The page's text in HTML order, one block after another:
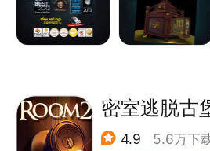
昏暗房间、片段回放、惊悚音乐
串成悬疑篇章，惊悚剧情带你踏
浩瀚星空、逼真光影、立体空间
3D效果让你深度沉浸，身临其境
密室逃脱古
4.9 5.6万下